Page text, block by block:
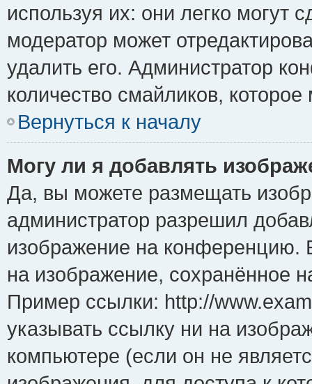
используя их: они легко могут
модератор может
удалить его. Администратор
количество смайликов,
Вернуться к началу
Могу ли я добавлять
Да, вы можете размещать
администратор разрешил
изображение на конференцию.
на изображение, сохранённое
Пример ссылки: http://
указывать ссылку ни на
компьютере (если он не